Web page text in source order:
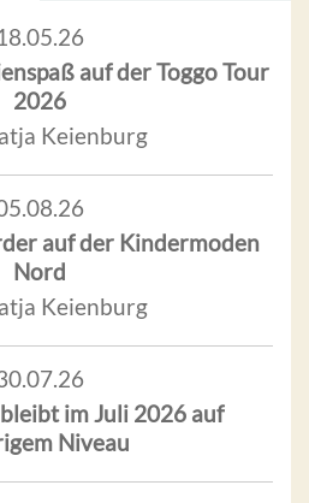
auf der Toggo Tour
2026
Keienburg
auf der Kindermoden
Nord
Keienburg
im Juli 2026 auf
Niveau